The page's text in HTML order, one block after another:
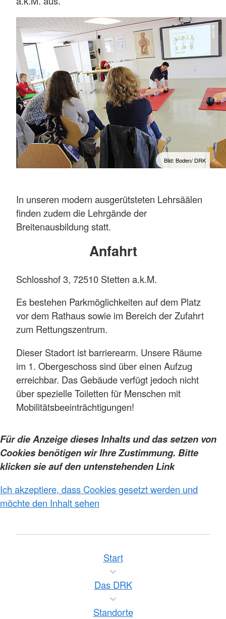
Bild: Boden/ DRK
In unseren modern ausgerütsteten Lehrsäälen
finden zudem die Lehrgände der
Breitenausbildung statt.
Anfahrt
Schlosshof 3, 72510 Stetten a.k.M.
Es bestehen Parkmöglichkeiten auf dem Platz
vor dem Rathaus sowie im Bereich der Zufahrt
zum Rettungszentrum.
Dieser Stadort ist barrierearm. Unsere Räume
im 1. Obergeschoss sind über einen Aufzug
erreichbar. Das Gebäude verfügt jedoch nicht
über spezielle Toiletten für Menschen mit
Mobilitätsbeeinträchtigungen!
Für die Anzeige dieses Inhalts und das setzen von
Cookies benötigen wir Ihre Zustimmung. Bitte
klicken sie auf den untenstehenden Link
Ich akzeptiere, dass Cookies gesetzt werden und
möchte den Inhalt sehen
Start
Das DRK
Standorte